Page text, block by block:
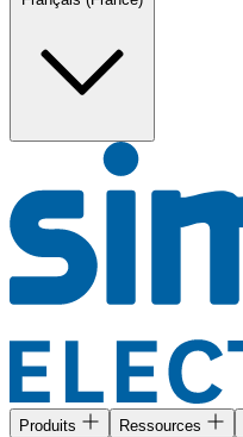
Produits Ressources